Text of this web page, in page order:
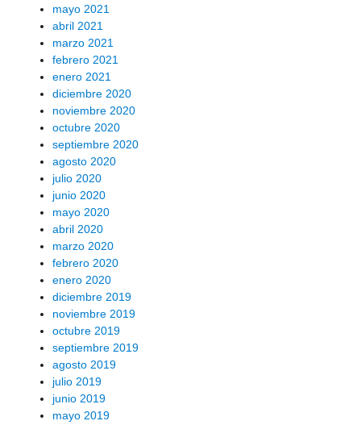
mayo 2021
abril 2021
marzo 2021
febrero 2021
enero 2021
diciembre 2020
noviembre 2020
octubre 2020
septiembre 2020
agosto 2020
julio 2020
junio 2020
mayo 2020
abril 2020
marzo 2020
febrero 2020
enero 2020
diciembre 2019
noviembre 2019
octubre 2019
septiembre 2019
agosto 2019
julio 2019
junio 2019
mayo 2019